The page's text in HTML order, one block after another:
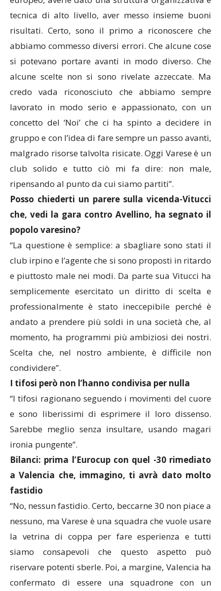
tecnica di alto livello, aver messo insieme buoni
risultati. Certo, sono il primo a riconoscere che
abbiamo commesso diversi errori. Che alcune cose
si potevano portare avanti in modo diverso. Che
alcune scelte non si sono rivelate azzeccate. Ma
credo vada riconosciuto che abbiamo sempre
lavorato in modo serio e appassionato, con un
concetto del ‘Noi’ che ci ha spinto a decidere in
gruppo e con l’idea di fare sempre un passo avanti,
malgrado risorse talvolta risicate. Oggi Varese è un
club solido e tutto ciò mi fa dire: non male,
ripensando al punto da cui siamo partiti”.
Posso chiederti un parere sulla vicenda-Vitucci
che, vedi la gara contro Avellino, ha segnato il
popolo varesino?
“La questione è semplice: a sbagliare sono stati il
club irpino e l’agente che si sono proposti in ritardo
e piuttosto male nei modi. Da parte sua Vitucci ha
semplicemente esercitato un diritto di scelta e
professionalmente è stato ineccepibile perché è
andato a prendere più soldi in una società che, al
momento, ha programmi più ambiziosi dei nostri.
Scelta che, nel nostro ambiente, è difficile non
condividere”.
I tifosi però non l’hanno condivisa per nulla
“I tifosi ragionano seguendo i movimenti del cuore
e sono liberissimi di esprimere il loro dissenso.
Sarebbe meglio senza insultare, usando magari
ironia pungente”.
Bilanci: prima l’Eurocup con quel -30 rimediato
a Valencia che, immagino, ti avrà dato molto
fastidio
“No, nessun fastidio. Certo, beccarne 30 non piace a
nessuno, ma Varese è una squadra che vuole usare
la vetrina di coppa per fare esperienza e tutti
siamo consapevoli che questo aspetto può
riservare potenti sberle. Poi, a margine, Valencia ha
confermato di essere una squadrone con un